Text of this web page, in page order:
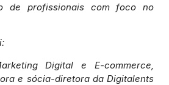
de profissionais com foco no
Digital e E-commerce,
e sócia-diretora da Digitalents